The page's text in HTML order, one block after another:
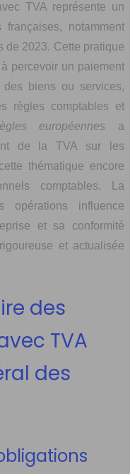
TVA représente un
notamment
de 2023. Cette pratique
percevoir un paiement
biens ou services,
règles comptables et
européennes a
de la TVA sur les
thématique encore
comptables. La
opérations influence
et sa conformité
et actualisée
des
TVA
des